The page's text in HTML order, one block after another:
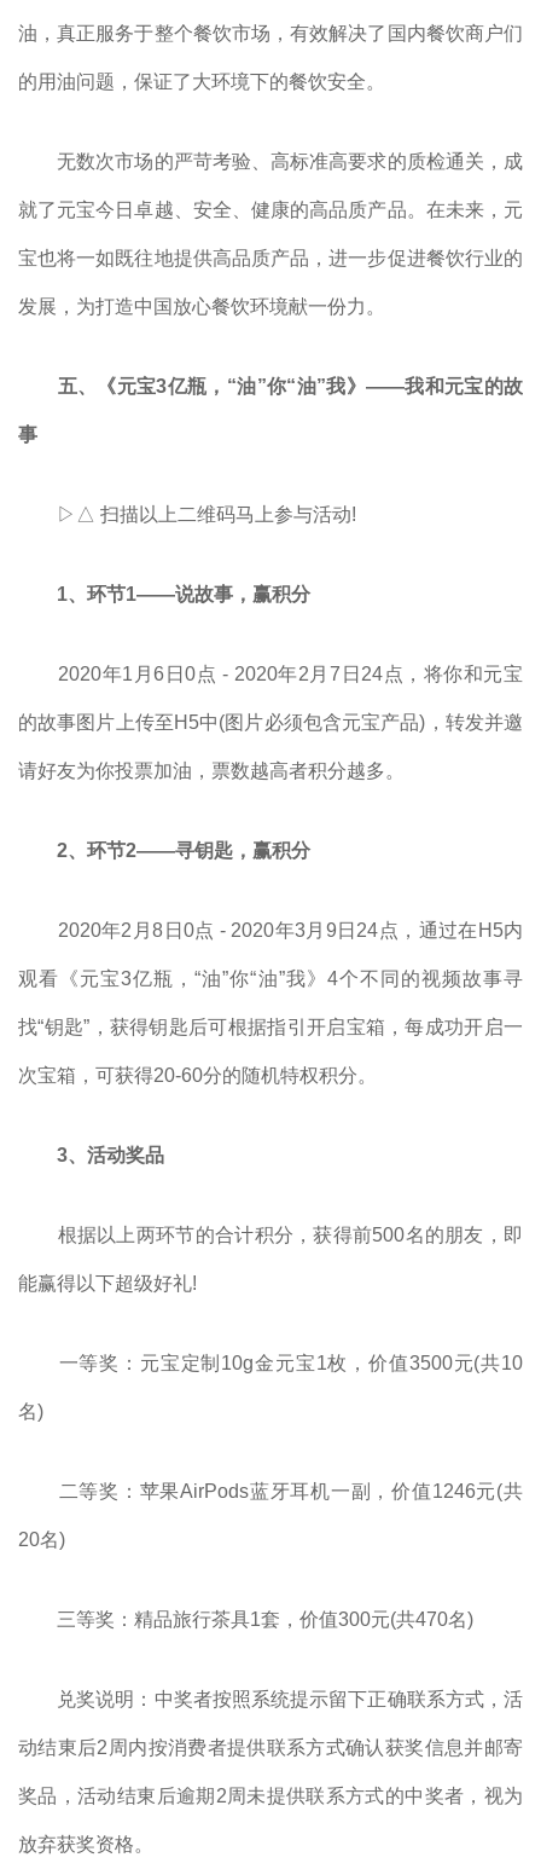
油，真正服务于整个餐饮市场，有效解决了国内餐饮商户们
的用油问题，保证了大环境下的餐饮安全。
无数次市场的严苛考验、高标准高要求的质检通关，成
就了元宝今日卓越、安全、健康的高品质产品。在未来，元
宝也将一如既往地提供高品质产品，进一步促进餐饮行业的
发展，为打造中国放心餐饮环境献一份力。
五、《元宝3亿瓶，“油”你“油”我》——我和元宝的故
事
▷△ 扫描以上二维码马上参与活动!
1、环节1——说故事，赢积分
2020年1月6日0点 - 2020年2月7日24点，将你和元宝
的故事图片上传至H5中(图片必须包含元宝产品)，转发并邀
请好友为你投票加油，票数越高者积分越多。
2、环节2——寻钥匙，赢积分
2020年2月8日0点 - 2020年3月9日24点，通过在H5内
观看《元宝3亿瓶，“油”你“油”我》4个不同的视频故事寻
找“钥匙”，获得钥匙后可根据指引开启宝箱，每成功开启一
次宝箱，可获得20-60分的随机特权积分。
3、活动奖品
根据以上两环节的合计积分，获得前500名的朋友，即
能赢得以下超级好礼!
一等奖：元宝定制10g金元宝1枚，价值3500元(共10
名)
二等奖：苹果AirPods蓝牙耳机一副，价值1246元(共
20名)
三等奖：精品旅行茶具1套，价值300元(共470名)
兑奖说明：中奖者按照系统提示留下正确联系方式，活
动结東后2周内按消费者提供联系方式确认获奖信息并邮寄
奖品，活动结東后逾期2周未提供联系方式的中奖者，视为
放弃获奖资格。